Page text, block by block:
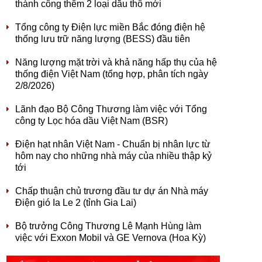
thành công thêm 2 loại dầu thô mới
Tổng công ty Điện lực miền Bắc đóng điện hệ
thống lưu trữ năng lượng (BESS) đầu tiên
Năng lượng mặt trời và khả năng hấp thụ của hệ
thống điện Việt Nam (tổng hợp, phân tích ngày
2/8/2026)
Lãnh đạo Bộ Công Thương làm việc với Tổng
công ty Lọc hóa dầu Việt Nam (BSR)
Điện hạt nhân Việt Nam - Chuẩn bị nhân lực từ
hôm nay cho những nhà máy của nhiều thập kỷ
tới
Chấp thuận chủ trương đầu tư dự án Nhà máy
Điện gió Ia Le 2 (tỉnh Gia Lai)
Bộ trưởng Công Thương Lê Mạnh Hùng làm
việc với Exxon Mobil và GE Vernova (Hoa Kỳ)